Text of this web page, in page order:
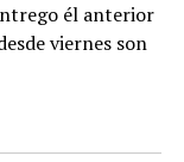
él anterior
viernes son